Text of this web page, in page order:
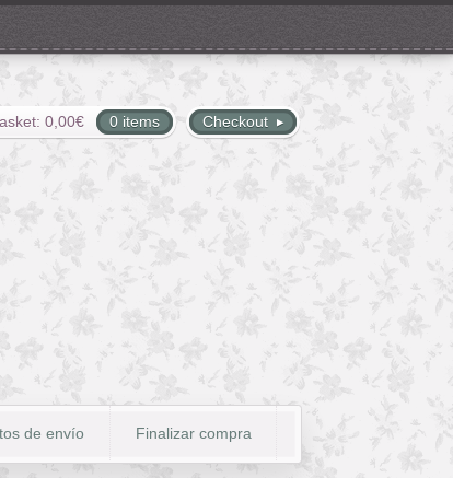
Checkout
0,00€ 0 items
de envío Finalizar compra